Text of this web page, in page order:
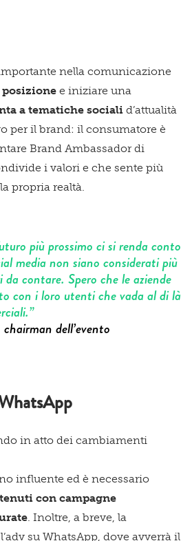
nella comunicazione
posizione e iniziare una
a tematiche sociali d’attualità
per il brand: il consumatore è
Brand Ambassador di
i valori e che sente più
propria realtà.
più prossimo ci si renda conto
media non siano considerati più
contare. Spero che le aziende
con i loro utenti che vada al di là
dell’evento
in atto dei cambiamenti
influente ed è necessario
con campagne
. Inoltre, a breve, la
su WhatsApp, dove avverrà il